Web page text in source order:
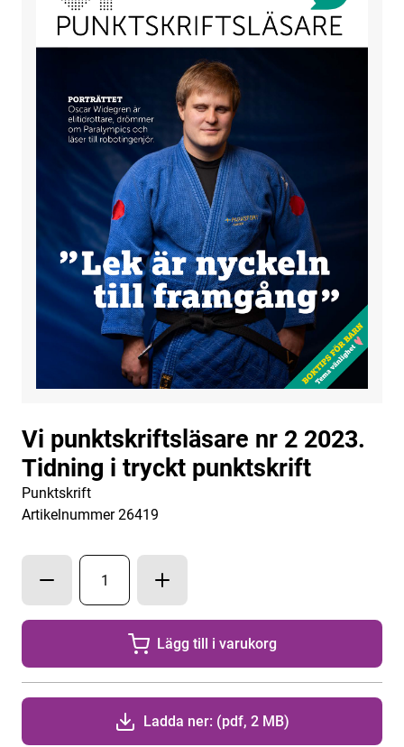
Vi punktskriftsläsare nr 2 2023.
Tidning i tryckt punktskrift
Punktskrift
Artikelnummer 26419
Lägg till i varukorg
Lägg till1
Ladda ner: (pdf, 2 MB)